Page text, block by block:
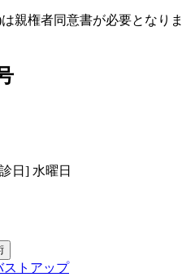
親権者同意書が必要となりま
日] 水曜日
ストアップ